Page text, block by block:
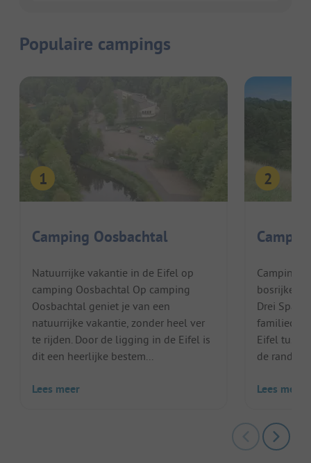
Populaire campings
Camping Oosbachtal
Natuurrijke vakantie in de Eifel op
camping Oosbachtal Op camping
Oosbachtal geniet je van een
natuurrijke vakantie, zonder heel ver
te rijden. Door de ligging in de Eifel is
dit een heerlijke bestem...
Lees meer
Camping
bosrijke
Drei
Eifel
de rand
Lees meer